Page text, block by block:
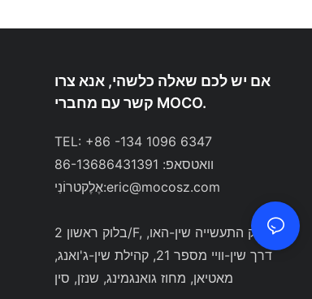
אם יש לכם שאלה כלשהי, אנא צרו
קשר עם מחברי MOCO.
TEL: +86 -134 1096 6347
וואטסאפ: 86-13686431391
אֶלֶקטרוֹנִי:eric@mocosz.com
בלוק ראשון 2/F, פארק התעשייה שין-האו,
דרך שין-וויי מספר 21, קהילת שין-ג'ואנג,
מאטיאן, מחוז גואנגמינג, שנזן, סין